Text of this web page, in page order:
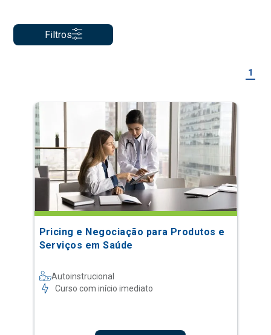
Filtros
1
Pricing e Negociação para Produtos e
Serviços em Saúde
Autoinstrucional
Curso com início imediato